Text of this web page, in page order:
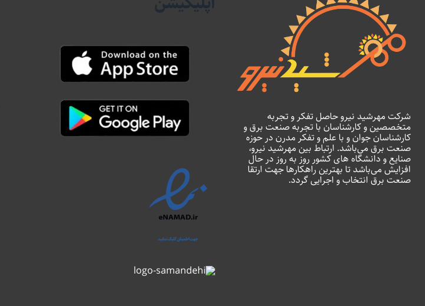
شرکت مهرشید نیرو حاصل تفکر و تجربه
متخصصین و کارشناسان با تجربه صنعت برق و
کارشناسان جوان و با علم و تفکر مدرن در حوزه
صنعت برق می‌باشد. ارتباط بین مهرشید نیرو،
صنایع و دانشگاه های کشور روز به روز در حال
افزایش می‌باشد تا بهترین راهکارها جهت ارتقا
صنعت برق انتخاب و اجرایی گردد.